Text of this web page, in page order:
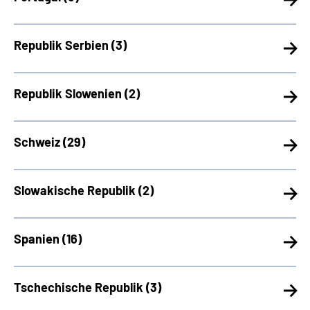
Republik Serbien (3)
Republik Slowenien (2)
Schweiz (29)
Slowakische Republik (2)
Spanien (16)
Tschechische Republik (3)